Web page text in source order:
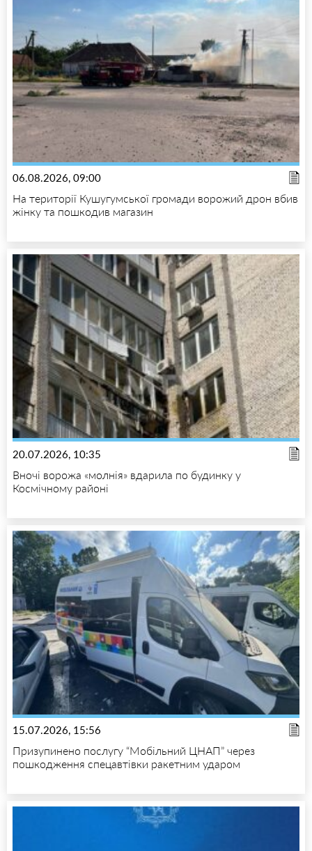
06.08.2026, 09:00
На території Кушугумської громади ворожий дрон вбив
жінку та пошкодив магазин
20.07.2026, 10:35
Вночі ворожа «молнія» вдарила по будинку у
Космічному районі
15.07.2026, 15:56
Призупинено послугу “Мобільний ЦНАП” через
пошкодження спецавтівки ракетним ударом